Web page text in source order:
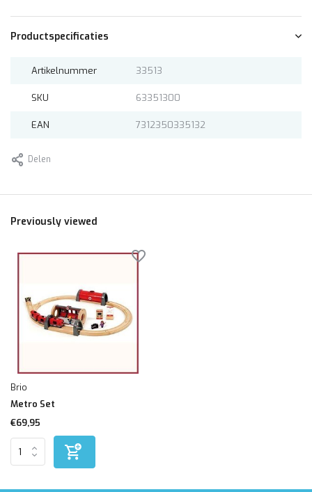
Productspecificaties
Artikelnummer 33513
SKU 63351300
EAN 7312350335132
Delen
Previously viewed
Brio
Metro Set
€69,95